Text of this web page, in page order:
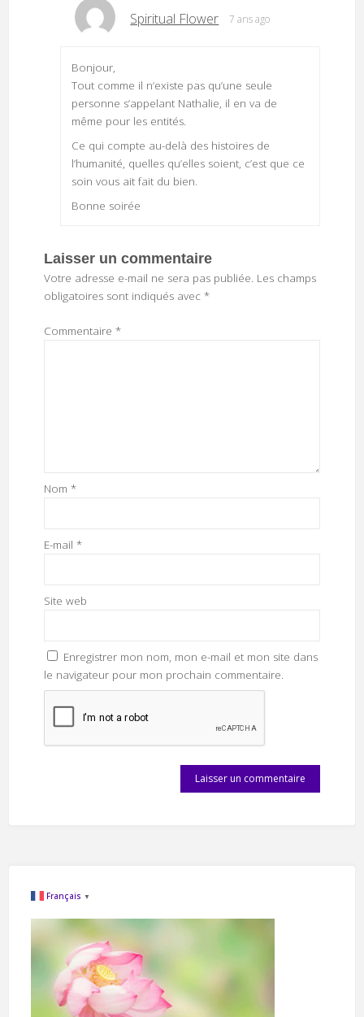
Spiritual Flower 7 ans ago
Bonjour,
Tout comme il n’existe pas qu’une seule
personne s’appelant Nathalie, il en va de
même pour les entités.
Ce qui compte au-delà des histoires de
l’humanité, quelles qu’elles soient, c’est que ce
soin vous ait fait du bien.
Bonne soirée
Laisser un commentaire
Votre adresse e-mail ne sera pas publiée. Les champs
obligatoires sont indiqués avec *
Commentaire *
Nom *
E-mail *
Site web
Enregistrer mon nom, mon e-mail et mon site dans
le navigateur pour mon prochain commentaire.
Français ▼